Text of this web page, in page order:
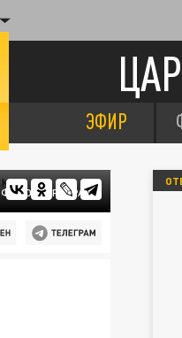
ЭФИР
ФОТО: ЦАРЬГРАД